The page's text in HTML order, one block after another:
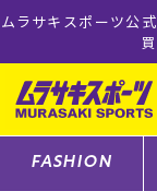
ムラサキスポーツ公
ゲスト様
ログ
FASHION